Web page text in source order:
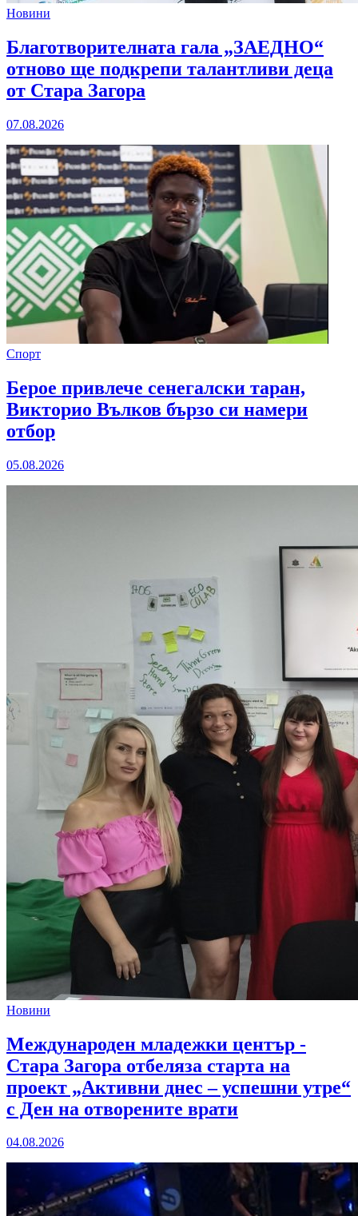
Новини
Благотворителната гала „ЗАЕДНО“
отново ще подкрепи талантливи деца
от Стара Загора
07.08.2026
Спорт
Берое привлече сенегалски таран,
Викторио Вълков бързо си намери
отбор
05.08.2026
Новини
Международен младежки център -
Стара Загора отбеляза старта на
проект „Активни днес – успешни утре“
с Ден на отворените врати
04.08.2026